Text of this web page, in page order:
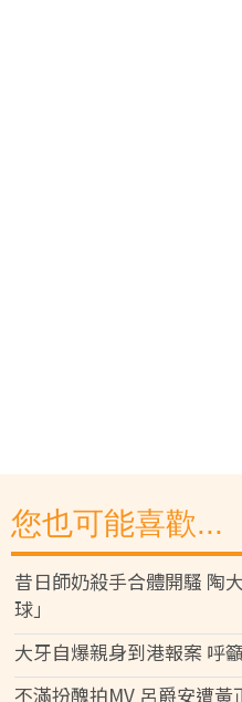
您也可能喜歡...
昔日師奶殺手合體開騷 陶
球」
大牙自爆親身到港報案 呼
不滿扮醜拍MV 呂爵安遭黃